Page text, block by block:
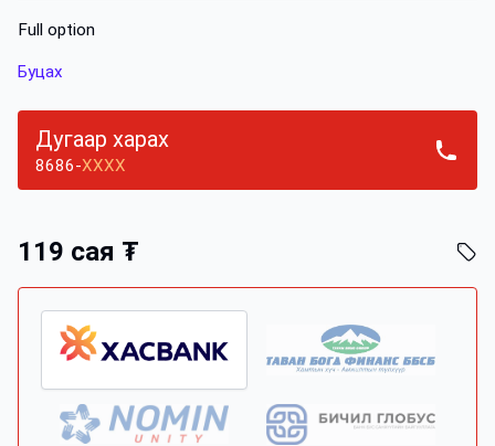
Full option
Буцах
Дугаар харах
8686-XXXX
119 сая ₮